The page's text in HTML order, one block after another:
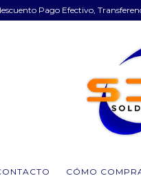
Pago Efectivo,
CÓMO